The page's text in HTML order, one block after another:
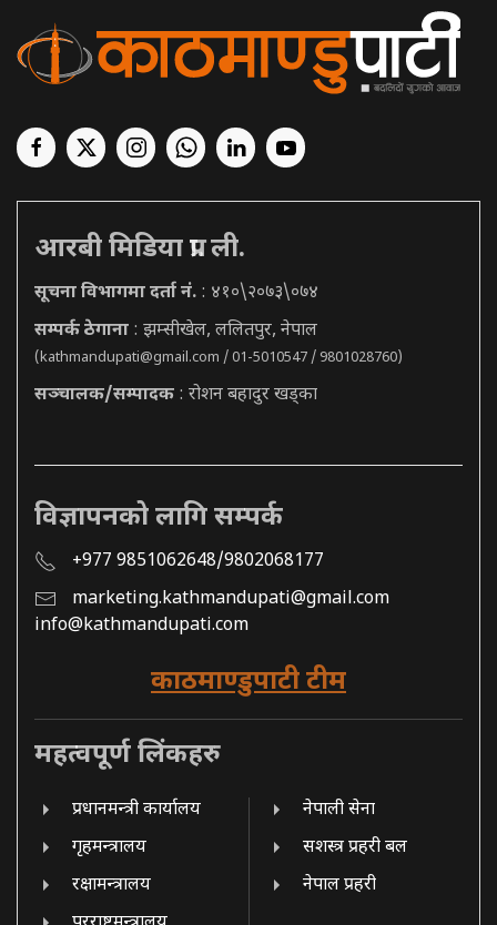
आरबी मिडिया प्रा. ली.
सूचना विभागमा दर्ता नं. : ४१०\२०७३\०७४
सम्पर्क ठेगाना : झम्सीखेल, ललितपुर, नेपाल
(kathmandupati@gmail.com / 01-5010547 / 9801028760)
सञ्चालक/सम्पादक : रोशन बहादुर खड्का
विज्ञापनको लागि सम्पर्क
+977 9851062648/9802068177
marketing.kathmandupati@gmail.com
info@kathmandupati.com
काठमाण्डुपाटी टीम
महत्वपूर्ण लिंकहरु
प्रधानमन्त्री कार्यालय
गृहमन्त्रालय
रक्षामन्त्रालय
नेपाली सेना
सशस्त्र प्रहरी बल
नेपाल प्रहरी